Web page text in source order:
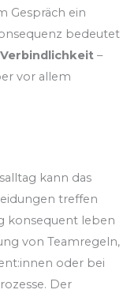
Gespräch ein
bedeutet
Verbindlichkeit –
vor allem
kann das
treffen
konsequent leben
von Teamregeln,
oder bei
Der